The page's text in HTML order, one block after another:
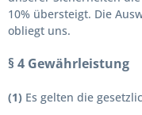
10% übersteigt. Die
obliegt uns.
§ 4 Gewährleistung
(1) Es gelten die